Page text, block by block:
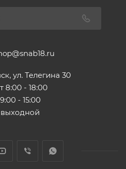
ул. Телегина 30
8:00 - 18:00
- 15:00
выходной